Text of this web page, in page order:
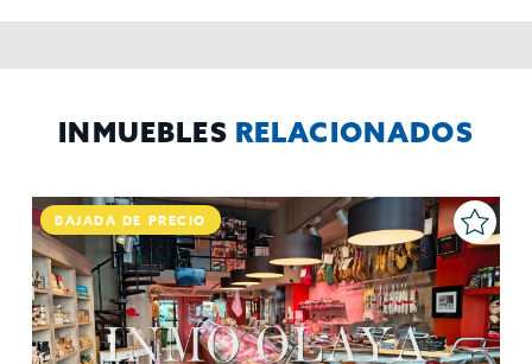
rectificar y suprimir los datos, solicitar la portabilidad de los
INMUEBLES RELACIONADOS
BAJADA DE PRECIO